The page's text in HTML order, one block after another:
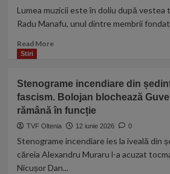
grade
penal
DNA.
șpagă
de
la
patronul
club
din
Mamaia
Lumea muzicii este în doliu după vestea
Radu Manafu, unul dintre membrii
Read MoreRead
in
formația
„Celelalte
Cuvinte”.
murit
Radu
Manafu,
Stiri
Stenograme incendiare din
fascism. Bolojan blochează
rămână în funcție
TVF Oltenia 12 iunie 2026 0
Stenograme incendiare ies la iveală din
căreia Alexandru Muraru l-a acuzat
Nicușor Dan...